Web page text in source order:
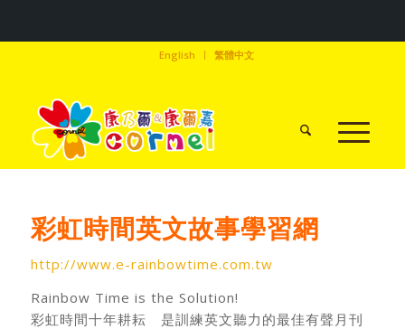
English 繁體中文
彩虹時間英文故事學習網
http://www.e-rainbowtime.com.tw
Rainbow Time is the Solution!
彩虹時間十年耕耘 是訓練英文聽力的最佳有聲月刊